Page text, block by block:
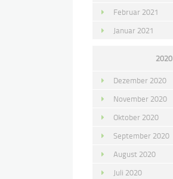
Februar 2021
Januar 2021
2020
Dezember 2020
November 2020
Oktober 2020
September 2020
August 2020
Juli 2020